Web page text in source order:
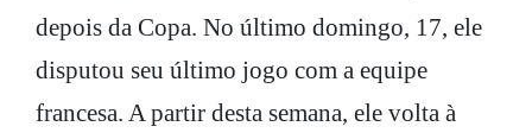
depois da Copa. No último domingo, 17, ele
disputou seu último jogo com a equipe
francesa. A partir desta semana, ele volta à